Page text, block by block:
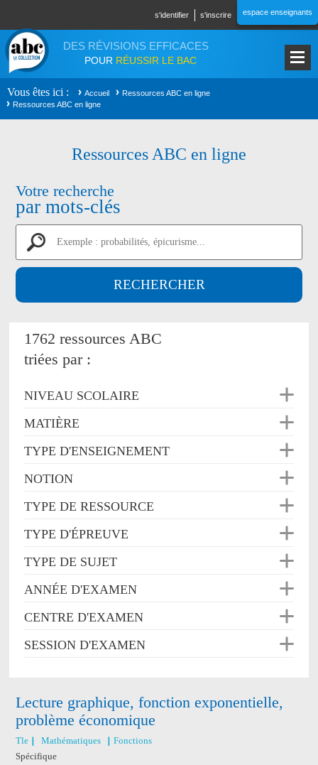
s'identifier s'inscrire espace enseignants
DES RÉVISIONS EFFICACES
POUR RÉUSSIR LE BAC
Vous êtes ici Accueil
Ressources ABC en ligne
Ressources ABC en ligne
Ressources ABC en ligne
Votre recherche
par mots-clés
1762 ressources ABC
triées par :
NIVEAU SCOLAIRE
MATIÈRE
TYPE D'ENSEIGNEMENT
NOTION
TYPE DE RESSOURCE
TYPE D'ÉPREUVE
TYPE DE SUJET
ANNÉE D'EXAMEN
CENTRE D'EXAMEN
SESSION D'EXAMEN
Lecture graphique, fonction exponentielle,
problème économique
Tle Mathématiques
Fonctions
Spécifique